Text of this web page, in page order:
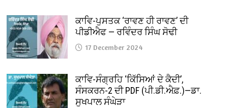
ਕਾਵਿ-ਪੁਸਤਕ ‘ਰਾਵਣ ਹੀ ਰਾਵਣ’ ਦੀ
ਪੀਡੀਐਫ — ਰਵਿੰਦਰ ਸਿੰਘ ਸੋਢੀ
17 December 2024
ਕਾਵਿ-ਸੰਗ੍ਰਹਿ ‘ਕਿੱਸਿਆਂ ਦੇ ਕੈਦੀ’,
ਸੰਸਕਰਨ-2 ਦੀ PDF (ਪੀ.ਡੀ.ਐਫ਼.)—ਡਾ.
ਸੁਖਪਾਲ ਸੰਘੇੜਾ